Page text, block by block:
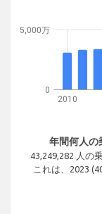
2010
0
5,000万
年間何人の
43,249,282 人の
これは、2023